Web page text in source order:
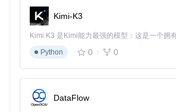
电脑
通过Platinum-MD的"档案模式"读取
系统自动生成波形图并检测静音段落
应用"广播语音优化"算法，增强人声清
音
将处理完成的音频文件与广播稿文档
独立乐队现场录音方案
场景描述
Kimi-K3
Python
0 0
DataFlow